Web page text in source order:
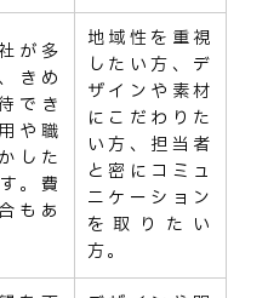
が多
きめ
でき
や職
した
。費
もあ
地域性を重視
したい方、デ
ザインや素材
にこだわりた
い方、担当者
と密にコミュ
ニケーション
を取りたい
方。